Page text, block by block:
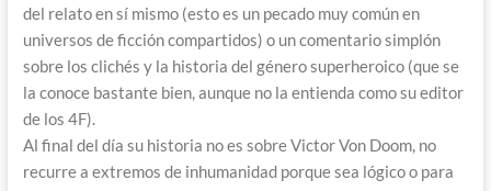
del relato en sí mismo (esto es un pecado muy común en
universos de ficción compartidos) o un comentario simplón
sobre los clichés y la historia del género superheroico (que se
la conoce bastante bien, aunque no la entienda como su editor
de los 4F).
Al final del día su historia no es sobre Victor Von Doom, no
recurre a extremos de inhumanidad porque sea lógico o para